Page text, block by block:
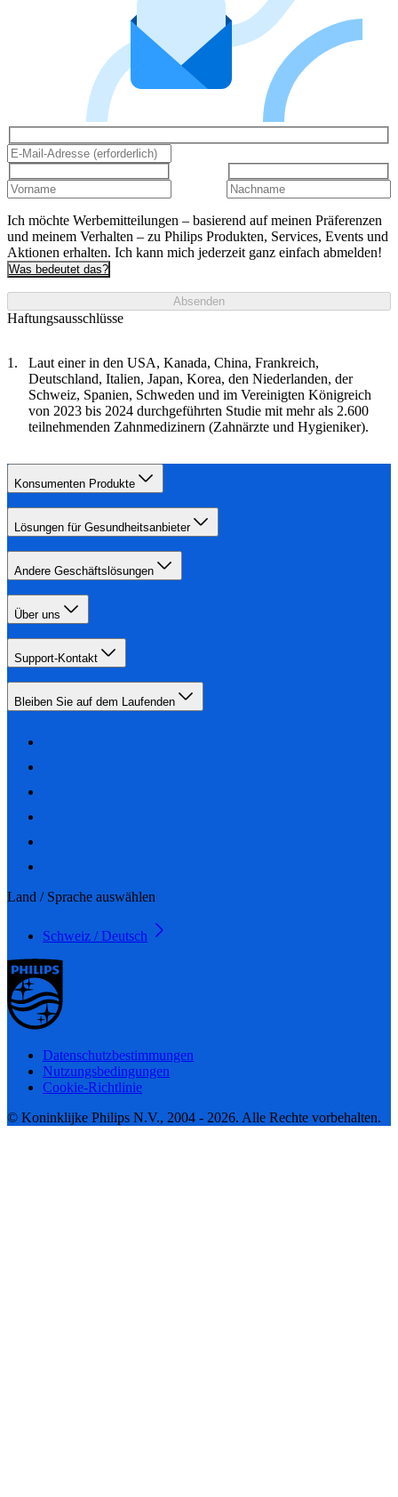
Ich möchte Werbemitteilungen – basierend auf meinen Präferenzen
und meinem Verhalten – zu Philips Produkten, Services, Events und
Aktionen erhalten. Ich kann mich jederzeit ganz einfach abmelden!
Was bedeutet das?
Absenden
Haftungsausschlüsse
Laut einer in den USA, Kanada, China, Frankreich,
Deutschland, Italien, Japan, Korea, den Niederlanden, der
Schweiz, Spanien, Schweden und im Vereinigten Königreich
von 2023 bis 2024 durchgeführten Studie mit mehr als 2.600
teilnehmenden Zahnmedizinern (Zahnärzte und Hygieniker).
Konsumenten Produkte
Lösungen für Gesundheitsanbieter
Andere Geschäftslösungen
Über uns
Support-Kontakt
Bleiben Sie auf dem Laufenden
Land / Sprache auswählen
Schweiz / Deutsch
Datenschutzbestimmungen
Nutzungsbedingungen
Cookie-Richtlinie
© Koninklijke Philips N.V., 2004 - 2026. Alle Rechte vorbehalten.